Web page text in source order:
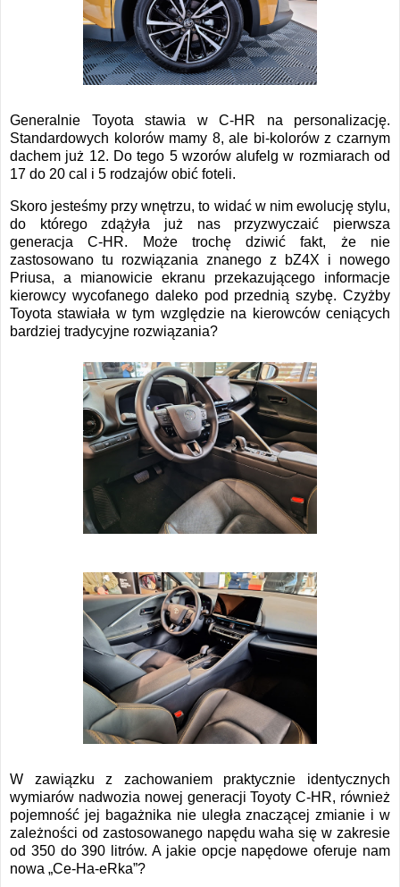
Generalnie Toyota stawia w C-HR na personalizację.
Standardowych kolorów mamy 8, ale bi-kolorów z czarnym
dachem już 12. Do tego 5 wzorów alufelg w rozmiarach od
17 do 20 cal i 5 rodzajów obić foteli.
Skoro jesteśmy przy wnętrzu, to widać w nim ewolucję stylu,
do którego zdążyła już nas przyzwyczaić pierwsza
generacja C-HR. Może trochę dziwić fakt, że nie
zastosowano tu rozwiązania znanego z bZ4X i nowego
Priusa, a mianowicie ekranu przekazującego informacje
kierowcy wycofanego daleko pod przednią szybę. Czyżby
Toyota stawiała w tym względzie na kierowców ceniących
bardziej tradycyjne rozwiązania?
W zawiązku z zachowaniem praktycznie identycznych
wymiarów nadwozia nowej generacji Toyoty C-HR, również
pojemność jej bagażnika nie uległa znaczącej zmianie i w
zależności od zastosowanego napędu waha się w zakresie
od 350 do 390 litrów. A jakie opcje napędowe oferuje nam
nowa „Ce-Ha-eRka”?